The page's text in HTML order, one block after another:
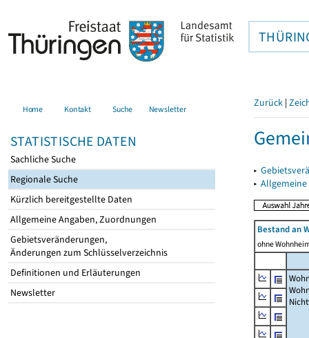
Home Kontakt Suche Newsletter
STATISTISCHE DATEN
Sachliche Suche
Regionale Suche
Kürzlich bereitgestellte Daten
Allgemeine Angaben, Zuordnungen
Gebietsveränderungen,
Änderungen zum Schlüsselverzeichnis
Definitionen und Erläuterungen
Newsletter
Zurück |
▸
▸
Bestand an
ohne